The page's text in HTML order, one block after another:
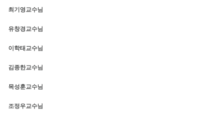
최기영교수님
유창경교수님
이학태교수님
김종한교수님
목성훈교수님
조정우교수님